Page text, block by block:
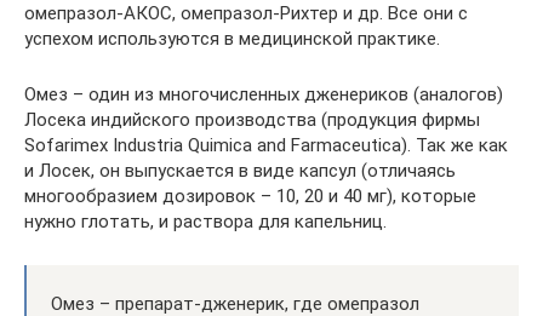
омепразол-АКОС, омепразол-Рихтер и др. Все они с
успехом используются в медицинской практике.
Омез – один из многочисленных дженериков (аналогов)
Лосека индийского производства (продукция фирмы
Sofarimex Industria Quimica and Farmaceutica). Так же как
и Лосек, он выпускается в виде капсул (отличаясь
многообразием дозировок – 10, 20 и 40 мг), которые
нужно глотать, и раствора для капельниц.
Омез – препарат-дженерик, где омепразол